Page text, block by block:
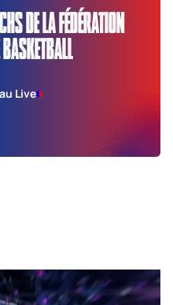
DE LA FÉDÉRATION
Live